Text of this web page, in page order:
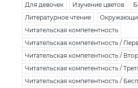
Для девочек
Изучение цветов
Литературное чтение
Читательская компетентность
Читательская компетентность /
Читательская компетентность /
Читательская компетентность /
Читательская компетентность /